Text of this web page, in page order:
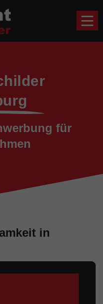
für
in